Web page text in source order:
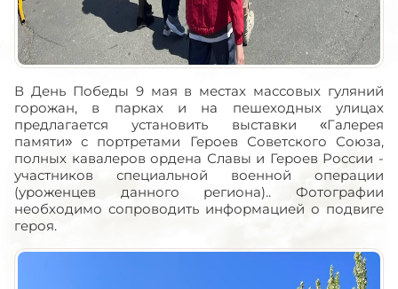
В День Победы 9 мая в местах массовых гуляний
горожан, в парках и на пешеходных улицах
предлагается установить выставки «Галерея
памяти» с портретами Героев Советского Союза,
полных кавалеров ордена Славы и Героев России -
участников специальной военной операции
(уроженцев данного региона).. Фотографии
необходимо сопроводить информацией о подвиге
героя.